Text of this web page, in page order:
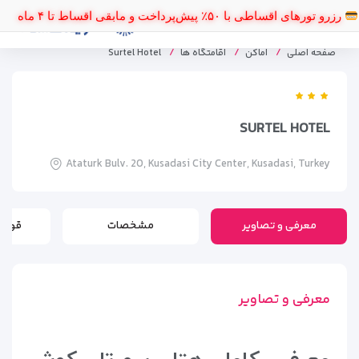
رزرو تورهای اقساطی با ۵۰٪ پیش‌پرداخت و مابقی اقساط تا ۴ ماه
صفحه اصلی اماکن اقامتگاه ها Surtel Hotel
SURTEL HOTEL
Ataturk Bulv. 20, Kusadasi City Center, Kusadasi, Turkey
معرفی و تصاویر مشخصات
معرفی و تصاویر